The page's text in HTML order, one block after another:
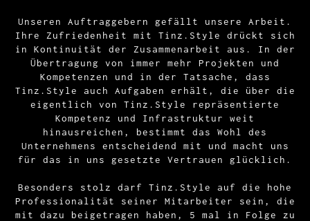
Unseren Auftraggebern gefällt unsere Arbeit.
Ihre Zufriedenheit mit Tinz.Style drückt sich
in Kontinuität der Zusammenarbeit aus. In der
Übertragung von immer mehr Projekten und
Kompetenzen und in der Tatsache, dass
Tinz.Style auch Aufgaben erhält, die über die
eigentlich von Tinz.Style repräsentierte
Kompetenz und Infrastruktur weit
hinausreichen, bestimmt das Wohl des
Unternehmens entscheidend mit und macht uns
für das in uns gesetzte Vertrauen glücklich.
Besonders stolz darf Tinz.Style auf die hohe
Professionalität seiner Mitarbeiter sein, die
mit dazu beigetragen haben, 5 mal in Folge zu